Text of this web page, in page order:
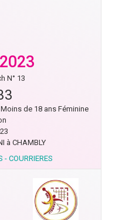
N° 13
Moins de 18 ans Féminine
à CHAMBLY
- COURRIERES